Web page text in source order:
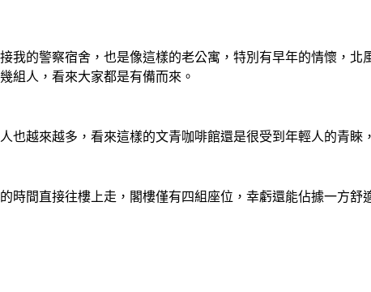
我的警察宿舍，也是像這樣的老公寓，特別有早年的情懷，
組人，看來大家都是有備而來。
越來越多，看來這樣的文青咖啡館還是很受到年輕人的青睞
間直接往樓上走，閣樓僅有四組座位，幸虧還能佔據一方舒